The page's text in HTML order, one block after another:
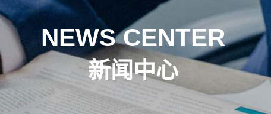
NEWS CENTER
新闻中心